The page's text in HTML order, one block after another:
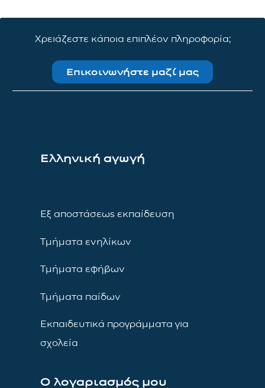
Χρειάζεστε κάποια επιπλέον πληροφορία;
Επικοινωνήστε μαζί μας
Ελληνική αγωγή
Εξ αποστάσεως εκπαίδευση
Τμήματα ενηλίκων
Τμήματα εφήβων
Τμήματα παίδων
Εκπαιδευτικά προγράμματα για
σχολεία
Ο λογαριασμός μου